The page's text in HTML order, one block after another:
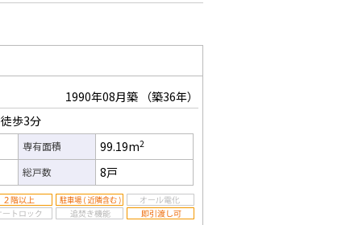
1990年08月築
（築36年）
徒歩3分
専有面積 99.19m2
総戸数 8戸